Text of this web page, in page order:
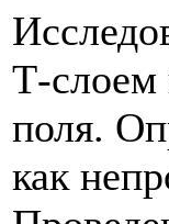
Т-слоем
поля.
как